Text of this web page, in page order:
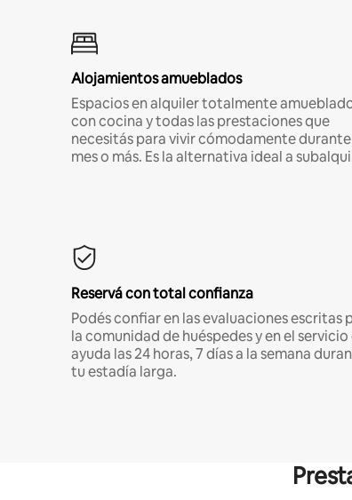
Alojamientos amueblados
Espacios en alquiler totalmente
con cocina y todas las prestaciones que
necesitás para vivir cómodamente
mes o más. Es la alternativa ideal a
Reservá con total confianza
Podés confiar en las evaluaciones escritas
la comunidad de huéspedes y en el servicio
ayuda las 24 horas, 7 días a la semana
tu estadía larga.